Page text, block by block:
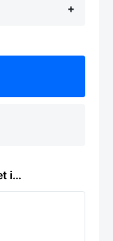
+
i…